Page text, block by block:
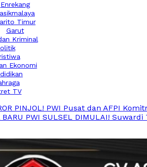
Enrekang
Timur
Garut
Kriminal
Ekonomi
TV
PINJOL! PWI Pusat dan AFPI
BARU PWI SULSEL DIMULAI!